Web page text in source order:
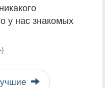
у нас знакомых